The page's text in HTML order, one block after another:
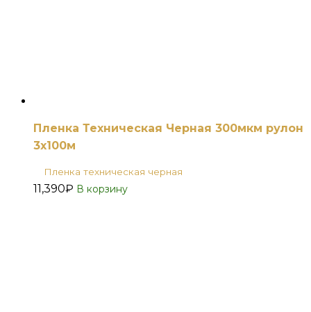
Пленка Техническая Черная 300мкм рулон
3х100м
Пленка техническая черная
11,390₽ В корзину